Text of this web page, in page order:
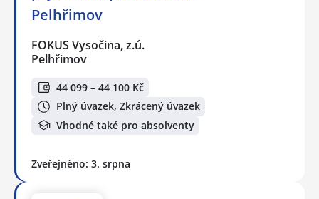
Pelhřimov
FOKUS Vysočina, z.ú.
Pelhřimov
44 099 – 44 100 Kč
Plný úvazek, Zkrácený úvazek
Vhodné také pro absolventy
Zveřejněno: 3. srpna